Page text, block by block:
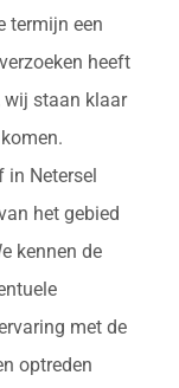
termijn een
heeft
wij staan klaar
in Netersel
het gebied
kennen de
met de
optreden